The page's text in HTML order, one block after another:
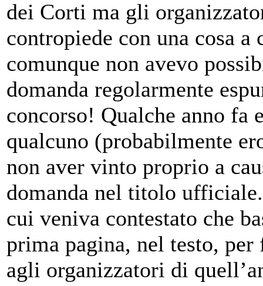
dei Corti ma gli
contropiede con una cosa
comunque non avevo
domanda regolarmente
concorso! Qualche anno fa
qualcuno (probabilmente
non aver vinto proprio a
domanda nel titolo
cui veniva contestato che
prima pagina, nel testo,
agli organizzatori di